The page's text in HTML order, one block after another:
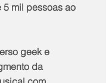
5 mil pessoas ao
geek e
da